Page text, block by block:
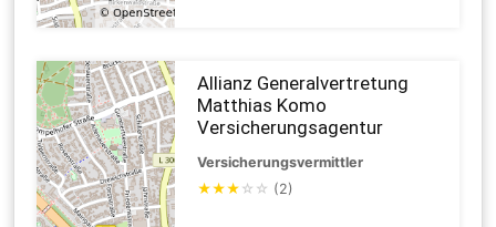
Allianz Generalvertretung
Matthias Komo
Versicherungsagentur
Versicherungsvermittler
★★★ ☆ ☆ (2)